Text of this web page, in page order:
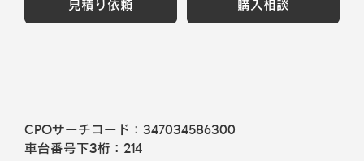
見積り依頼 購入相談
CPOサーチコード： 347034586300
車台番号下3桁： 214